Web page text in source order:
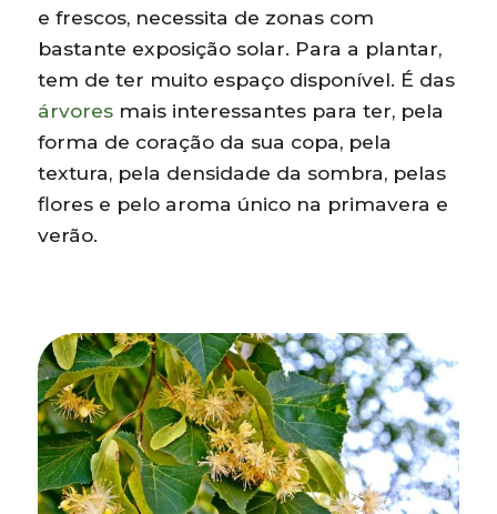
e frescos, necessita de zonas com
bastante exposição solar. Para a plantar,
tem de ter muito espaço disponível. É das
árvores mais interessantes para ter, pela
forma de coração da sua copa, pela
textura, pela densidade da sombra, pelas
flores e pelo aroma único na primavera e
verão.